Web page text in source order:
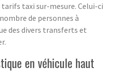
taxi sur-mesure. Celui-ci
de personnes à
des divers transferts et
en véhicule haut